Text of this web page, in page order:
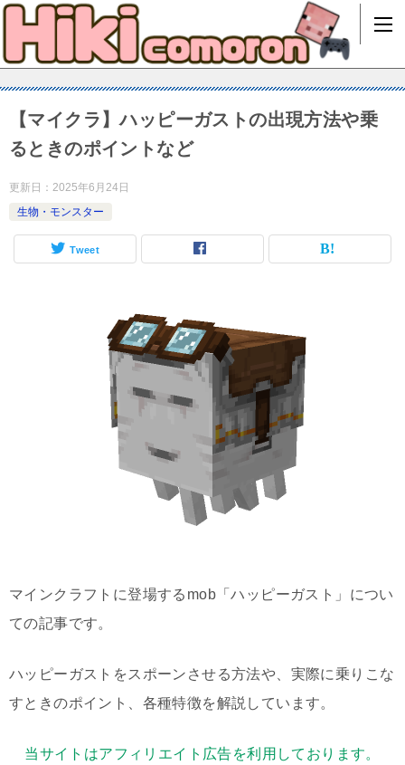
【マイクラ】ハッピーガストの出現方法や乗
るときのポイントなど
更新日： 2025年6月24日
生物・モンスター
Tweet
マインクラフトに登場するmob「ハッピーガスト」につい
ての記事です。
ハッピーガストをスポーンさせる方法や、実際に乗りこな
すときのポイント、各種特徴を解説しています。
当サイトはアフィリエイト広告を利用しております。